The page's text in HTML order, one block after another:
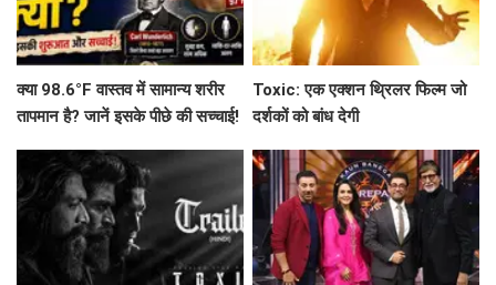
क्या 98.6°F वास्तव में सामान्य शरीर
तापमान है? जानें इसके पीछे की सच्चाई!
Toxic: एक एक्शन थ्रिलर फिल्म जो
दर्शकों को बांध देगी